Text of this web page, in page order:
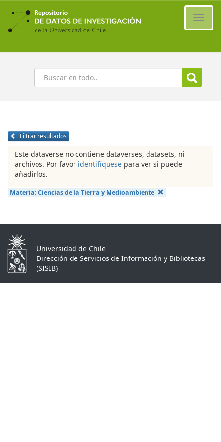
Ir
contenido
principal
Buscar
Filtrar resultados
Este dataverse no contiene dataverses, datasets, ni
archivos. Por favor identifíquese para ver si puede
añadirlos.
Materia: Ciencias de la Tierra y Medioambiente
Universidad de Chile
Dirección de Servicios de Información y Bibliotecas
(SISIB)